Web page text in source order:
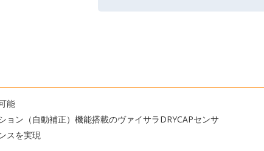
能
ョン（自動補正）機能搭載のヴァイサラDRYCAPセンサ
スを実現